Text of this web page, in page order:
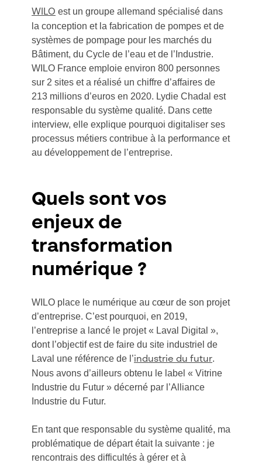
WILO est un groupe allemand spécialisé dans
la conception et la fabrication de pompes et de
systèmes de pompage pour les marchés du
Bâtiment, du Cycle de l’eau et de l’Industrie.
WILO France emploie environ 800 personnes
sur 2 sites et a réalisé un chiffre d’affaires de
213 millions d’euros en 2020. Lydie Chadal est
responsable du système qualité. Dans cette
interview, elle explique pourquoi digitaliser ses
processus métiers contribue à la performance et
au développement de l’entreprise.
Quels sont vos
enjeux de
transformation
numérique ?
WILO place le numérique au cœur de son projet
d’entreprise. C’est pourquoi, en 2019,
l’entreprise a lancé le projet « Laval Digital »,
dont l’objectif est de faire du site industriel de
Laval une référence de l’industrie du futur.
Nous avons d’ailleurs obtenu le label « Vitrine
Industrie du Futur » décerné par l’Alliance
Industrie du Futur.
En tant que responsable du système qualité, ma
problématique de départ était la suivante : je
rencontrais des difficultés à gérer et à